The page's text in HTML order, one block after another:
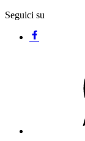
Seguici su